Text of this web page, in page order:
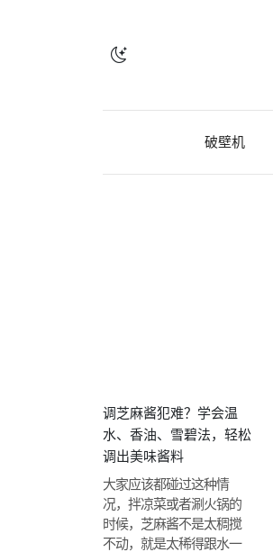
破壁机
调芝麻酱犯难？学会温
水、香油、雪碧法，轻松
调出美味酱料
大家应该都碰过这种情
况，拌凉菜或者涮火锅的
时候，芝麻酱不是太稠搅
不动，就是太稀得跟水一